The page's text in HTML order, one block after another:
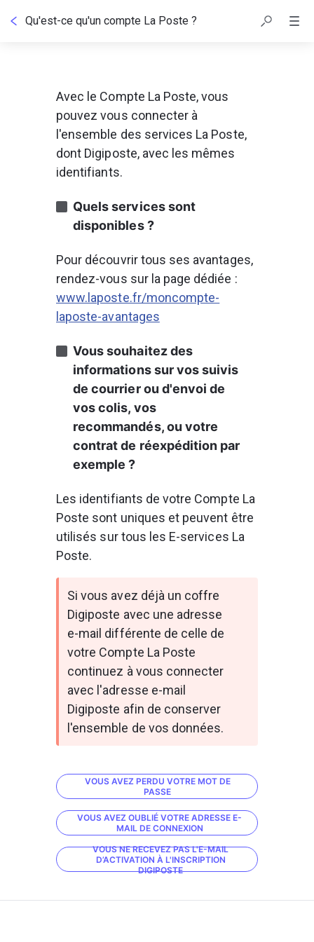
Qu'est-ce qu'un compte La Poste ?
Avec le Compte La Poste, vous
pouvez vous connecter à
l'ensemble des services La Poste,
dont Digiposte, avec les mêmes
identifiants.
Quels services sont
disponibles ?
Pour découvrir tous ses avantages,
rendez-vous sur la page dédiée :
www.laposte.fr/moncompte-
laposte-avantages
Vous souhaitez des
informations sur vos suivis
de courrier ou d'envoi de
vos colis, vos
recommandés, ou votre
contrat de réexpédition par
exemple ?
Les identifiants de votre Compte La
Poste sont uniques et peuvent être
utilisés sur tous les E-services La
Poste.
Si vous avez déjà un coffre
Digiposte avec une adresse
e-mail différente de celle de
votre Compte La Poste
continuez à vous connecter
avec l'adresse e-mail
Digiposte afin de conserver
l'ensemble de vos données.
VOUS AVEZ PERDU VOTRE MOT DE
PASSE
VOUS AVEZ OUBLIÉ VOTRE ADRESSE E-
MAIL DE CONNEXION
VOUS NE RECEVEZ PAS L'E-MAIL
D’ACTIVATION À L'INSCRIPTION
DIGIPOSTE